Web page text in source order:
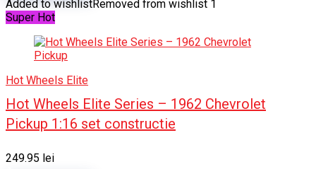
Added to wishlistRemoved from wishlist 1
Super Hot
Hot Wheels Elite
Hot Wheels Elite Series – 1962 Chevrolet
Pickup 1:16 set constructie
249.95 lei